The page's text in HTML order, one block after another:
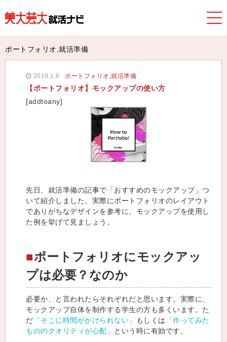
美大芸大就活ナビ>TOPICS
> 【ポ
ポートフォリオ 就活準備
2019.1.6 ポートフォリオ ,就活準備
【ポートフォリオ】モックアップの使い方
[addtoany]
先日、就活準備の記事で「おすすめのモックアップ」つ
いて紹介しました。実際にポートフォリオのレイアウト
でありがちなデザインを参考に、モックアップを使用し
た例を挙げて見ましょう。
ポートフォリオにモックアッ
プは必要？なのか
必要か、と言われたらそれぞれだと思います。実際に、
モックアップ自体を制作する学生の方も多くいます。た
だ 「そこに時間がかけられない」 もしくは 「作ってみた
もののクオリティが心配」
という時に有効です。